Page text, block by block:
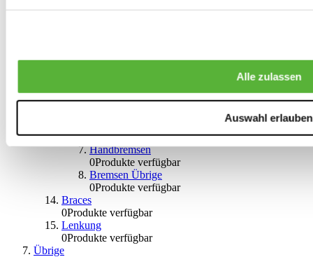
Alle zulassen
Auswahl erlauben
0Produkte verfügbar
0Produkte verfügbar
Big Brake Satz
0Produkte verfügbar
Handbremsen
0Produkte verfügbar
Bremsen Übrige
0Produkte verfügbar
Braces
0Produkte verfügbar
Lenkung
0Produkte verfügbar
Übrige